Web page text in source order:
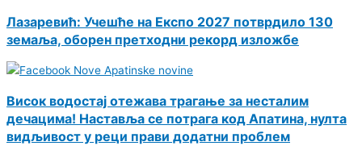
Лазаревић: Учешће на Експо 2027 потврдило 130
земаља, оборен претходни рекорд изложбе
Висок водостај отежава трагање за несталим
дечацима! Наставља се потрага код Апатина, нулта
видљивост у реци прави додатни проблем